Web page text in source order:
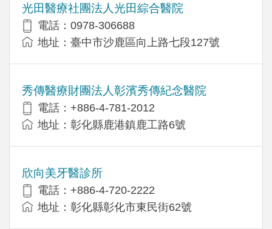
光田醫療社團法人光田綜合醫院
電話：0978-306688
地址：臺中市沙鹿區向上路七段127號
秀傳醫療財團法人彰濱秀傳紀念醫院
電話：+886-4-781-2012
地址：彰化縣鹿港鎮鹿工路6號
欣向美牙醫診所
電話：+886-4-720-2222
地址：彰化縣彰化市東民街62號